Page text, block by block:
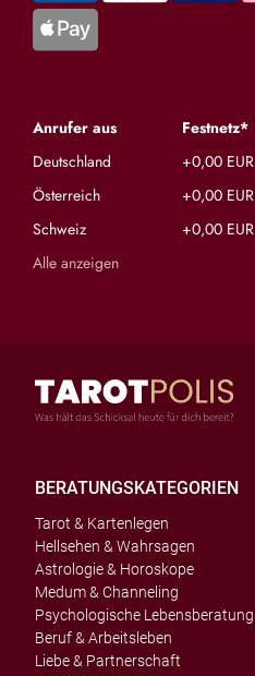
Anrufer aus Festnetz*
Deutschland
+0,00 EUR
Österreich
+0,00 EUR
Schweiz
+0,00 EUR
Alle anzeigen
BERATUNGSKATEGORIEN
Tarot & Kartenlegen
Hellsehen & Wahrsagen
Astrologie & Horoskope
Medum & Channeling
Psychologische Lebensberatung
Beruf & Arbeitsleben
Liebe & Partnerschaft